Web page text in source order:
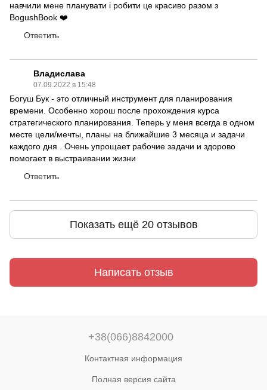
навчили мене планувати і робити це красиво разом з
BogushBook ❤️
Ответить
Владислава
07.09.2022 в 15:48
Богуш Бук - это отличный инструмент для планирования
времени. Особенно хорош после прохождения курса
стратегического планирования. Теперь у меня всегда в одном
месте цели/мечты, планы на ближайшие 3 месяца и задачи
каждого дня . Очень упрощает рабочие задачи и здорово
помогает в выстраивании жизни
Ответить
Показать ещё 20 отзывов
Написать отзыв
+38(066)8842000
Контактная информация
Полная версия сайта